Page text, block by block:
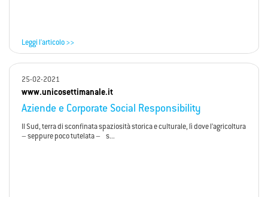
Leggi l'articolo >>
25-02-2021
www.unicosettimanale.it
Aziende e Corporate Social Responsibility
Il Sud, terra di sconfinata spaziosità storica e culturale, lì dove l’agricoltura
– seppure poco tutelata – s...